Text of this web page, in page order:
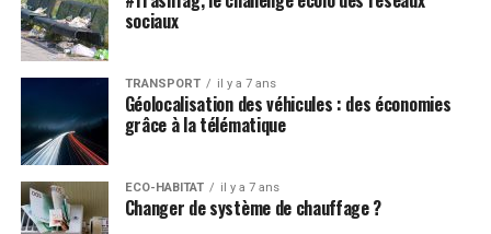
sociaux
TRANSPORT il y a 7 ans
Géolocalisation des véhicules : des économies
grâce à la télématique
ECO-HABITAT il y a 7 ans
Changer de système de chauffage ?